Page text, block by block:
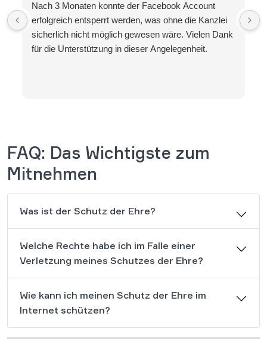
Nach 3 Monaten konnte der Facebook Account
erfolgreich entsperrt werden, was ohne die Kanzlei
sicherlich nicht möglich gewesen wäre. Vielen Dank
für die Unterstützung in dieser Angelegenheit.
FAQ: Das Wichtigste zum
Mitnehmen
Was ist der Schutz der Ehre?
Welche Rechte habe ich im Falle einer
Verletzung meines Schutzes der Ehre?
Wie kann ich meinen Schutz der Ehre im
Internet schützen?